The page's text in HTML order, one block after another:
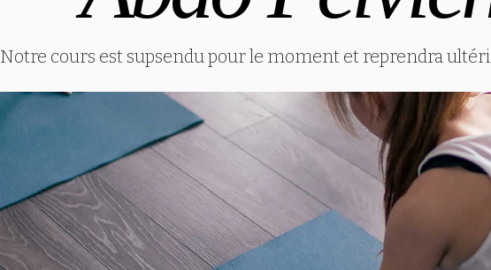
Notre cours est supsendu pour le moment et reprendra